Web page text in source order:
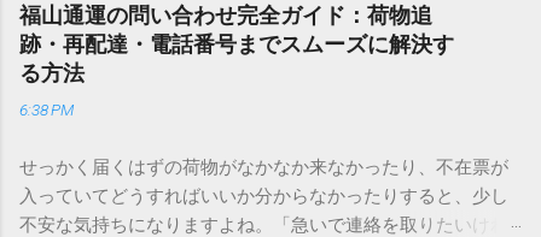
福山通運の問い合わせ完全ガイド：荷物追
跡・再配達・電話番号までスムーズに解決す
る方法
6:38 PM
せっかく届くはずの荷物がなかなか来なかったり、不在票が
入っていてどうすればいいか分からなかったりすると、少し
不安な気持ちになりますよね。「急いで連絡を取りたいけれ